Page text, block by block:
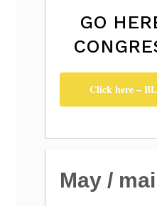
GO
Click here –
May /